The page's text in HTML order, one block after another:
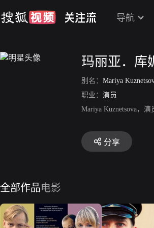
导航
玛丽亚．库
别名： Mariya
职业： 演员
Mariya Kuznetsova，
分享
全部作品电影